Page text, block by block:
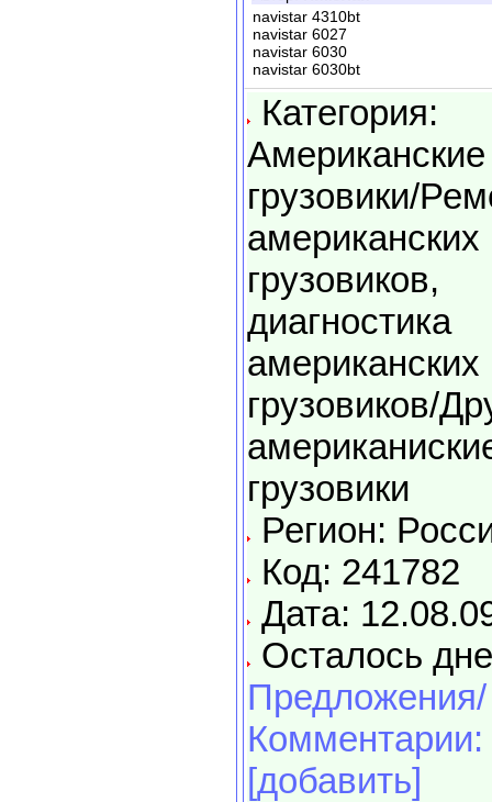
navistar 4310bt
navistar 6027
navistar 6030
navistar 6030bt
Категория:
Американские
грузовики/
американских
грузовиков,
диагностика
американских
грузовиков/
грузовики
Регион:
Код: 241782
Дата:
Осталось
Предложения/
Комментарии:
[добавить]